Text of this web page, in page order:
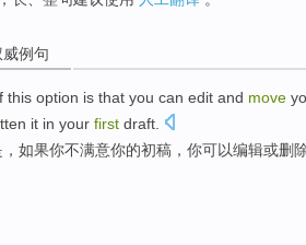
威例句
this option is that you can edit and move
it in your first draft
， 如果你不满意你的初稿 ，你可以编辑或删